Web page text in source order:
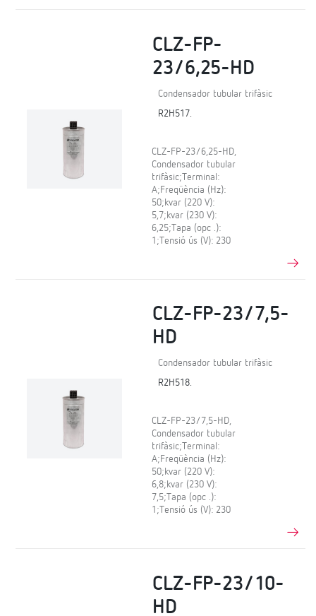
CLZ-FP-
23/6,25-HD
Condensador tubular trifàsic
R2H517.
CLZ-FP-23/6,25-HD,
Condensador tubular
trifàsic;Terminal:
A;Freqüència (Hz):
50;kvar (220 V):
5,7;kvar (230 V):
6,25;Tapa (opc .):
1;Tensió ús (V): 230
CLZ-FP-23/7,5-
HD
Condensador tubular trifàsic
R2H518.
CLZ-FP-23/7,5-HD,
Condensador tubular
trifàsic;Terminal:
A;Freqüència (Hz):
50;kvar (220 V):
6,8;kvar (230 V):
7,5;Tapa (opc .):
1;Tensió ús (V): 230
CLZ-FP-23/10-
HD